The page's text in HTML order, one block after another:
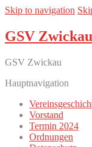
Skip to navigation
GSV Zwickau
GSV Zwickau
Hauptnavigation
Vorstand
Termin 2024
Ordnungen